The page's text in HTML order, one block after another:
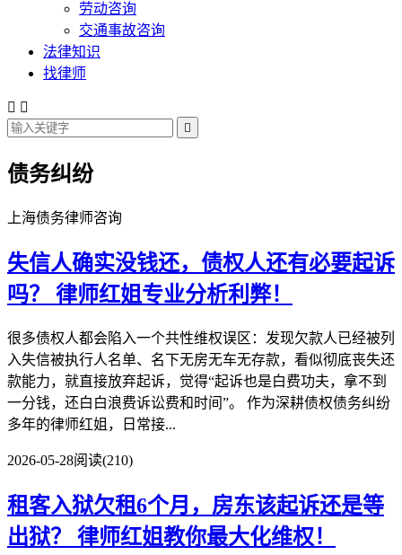
劳动咨询
交通事故咨询
法律知识
找律师
 

债务纠纷
上海债务律师咨询
失信人确实没钱还，债权人还有必要起诉
吗？ 律师红姐专业分析利弊！
很多债权人都会陷入一个共性维权误区：发现欠款人已经被列
入失信被执行人名单、名下无房无车无存款，看似彻底丧失还
款能力，就直接放弃起诉，觉得“起诉也是白费功夫，拿不到
一分钱，还白白浪费诉讼费和时间”。 作为深耕债权债务纠纷
多年的律师红姐，日常接...
2026-05-28阅读(210)
租客入狱欠租6个月，房东该起诉还是等
出狱？ 律师红姐教你最大化维权！